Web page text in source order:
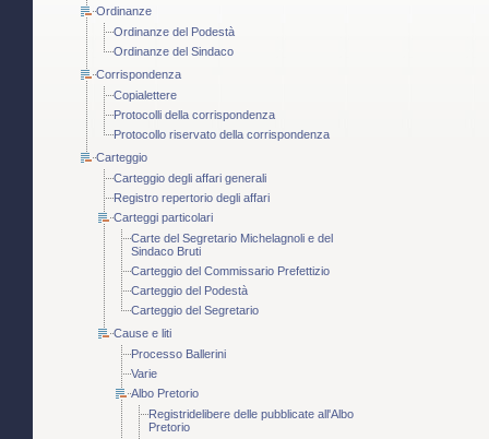
Ordinanze
Ordinanze del Podestà
Ordinanze del Sindaco
Corrispondenza
Copialettere
Protocolli della corrispondenza
Protocollo riservato della corrispondenza
Carteggio
Carteggio degli affari generali
Registro repertorio degli affari
Carteggi particolari
Carte del Segretario Michelagnoli e del
Sindaco Bruti
Carteggio del Commissario Prefettizio
Carteggio del Podestà
Carteggio del Segretario
Cause e liti
Processo Ballerini
Varie
Albo Pretorio
Registridelibere delle pubblicate all'Albo
Pretorio